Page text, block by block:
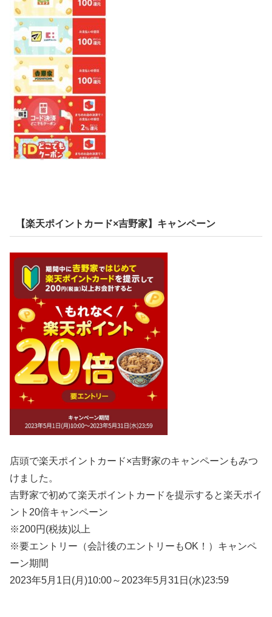
【楽天ポイントカード×吉野家】キャンペーン
店頭で楽天ポイント カード×吉野家のキャンペーンもみつ
けました。
吉野家で初めて楽天ポイント カード を提示すると楽天ポイ
ント 20倍キャンペーン
※200円(税抜)以上
※要エントリー（会計後のエントリーもOK！） キャンペ
ーン期間
2023年5月1日(月)10:00～2023年5月31日(水)23:59